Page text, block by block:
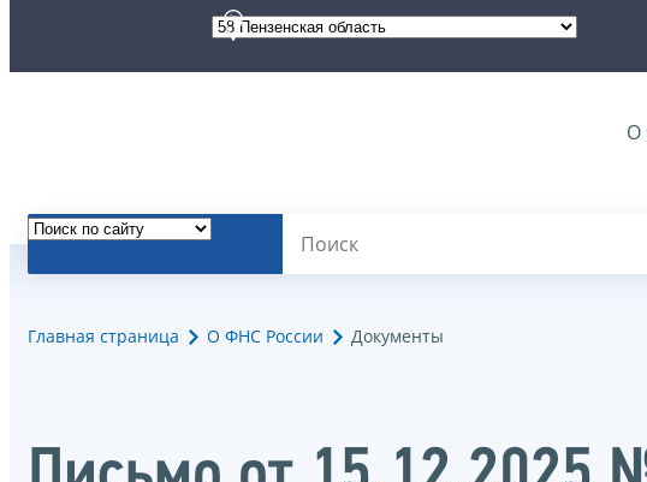
О
Главная страница О ФНС России Документы